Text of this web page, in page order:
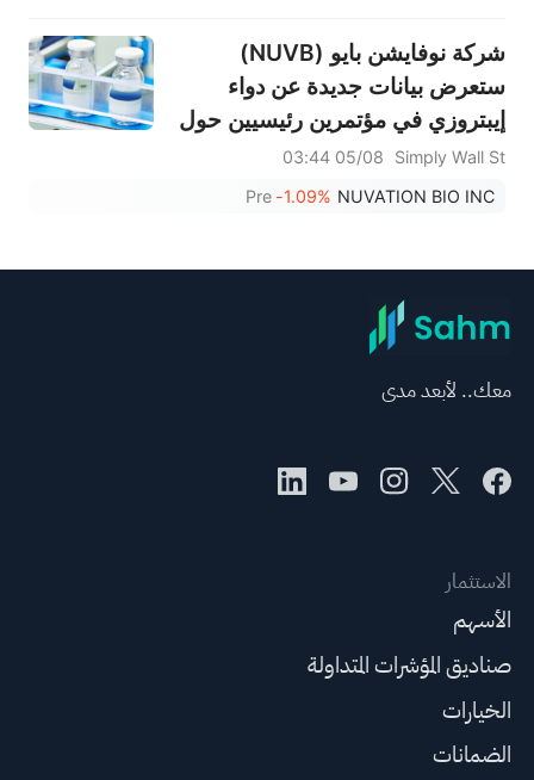
شركة نوفايشن بايو (NUVB)
ستعرض بيانات جديدة عن دواء
إيبتروزي في مؤتمرين رئيسيين حول
السرطان
Simply Wall St
05/08 03:44
NUVATION BIO INC
-1.09%
Pre
معك.. لأبعد مدى
الاستثمار
الأسهم
صناديق المؤشرات المتداولة
الخيارات
الضمانات